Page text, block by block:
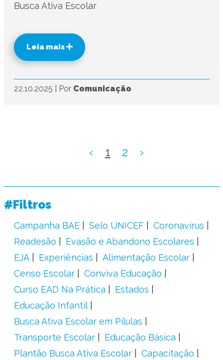
Busca Ativa Escolar
Leia mais
22.10.2025 Por Comunicação
‹ 1 2 ›
#Filtros
Campanha BAE Selo UNICEF
Coronavírus
Readesão
Evasão e Abandono Escolares
EJA
Experiências
Alimentação Escolar
Censo Escolar
Conviva Educação
Curso EAD Na Prática
Estados
Educação Infantil
Busca Ativa Escolar em Pílulas
Transporte Escolar
Educação Básica
Plantão Busca Ativa Escolar
Capacitação